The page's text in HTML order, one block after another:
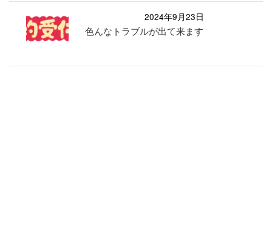
2024年9月23日
色んなトラブルが出て来ます